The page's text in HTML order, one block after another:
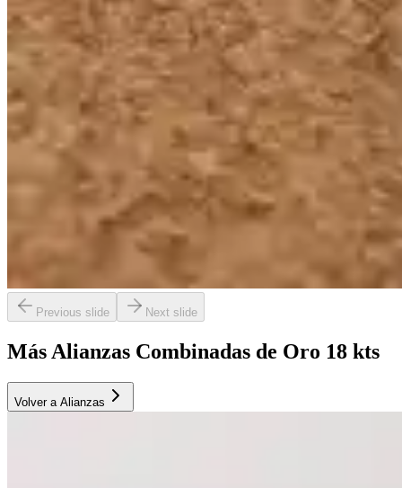
Previous slide Next slide
Más Alianzas Combinadas de Oro 18 kts
Volver a Alianzas